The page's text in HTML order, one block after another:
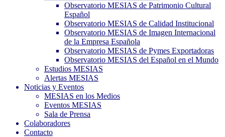
Observatorio MESIAS de Patrimonio Cultural
Español
Observatorio MESIAS de Calidad Institucional
Observatorio MESIAS de Imagen Internacional
de la Empresa Española
Observatorio MESIAS de Pymes Exportadoras
Observatorio MESIAS del Español en el Mundo
Estudios MESIAS
Alertas MESIAS
Noticias y Eventos
MESIAS en los Medios
Eventos MESIAS
Sala de Prensa
Colaboradores
Contacto